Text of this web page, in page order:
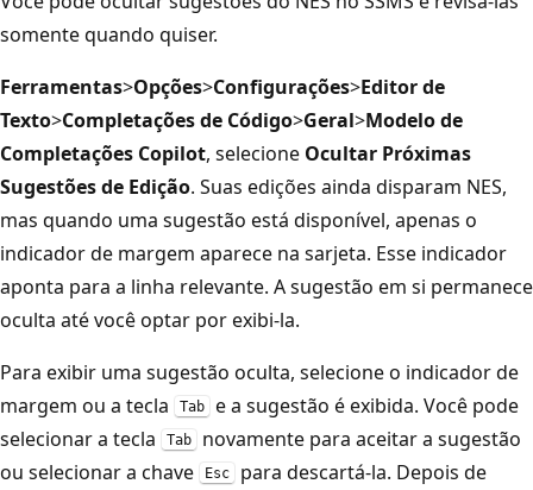
somente quando quiser.
Ferramentas>Opções>Configurações>Editor de
Texto>Completações de Código>Geral>Modelo de
Completações Copilot, selecione Ocultar Próximas
Sugestões de Edição. Suas edições ainda disparam NES,
mas quando uma sugestão está disponível, apenas o
indicador de margem aparece na sarjeta. Esse indicador
aponta para a linha relevante. A sugestão em si permanece
oculta até você optar por exibi-la.
Para exibir uma sugestão oculta, selecione o indicador de
margem ou a tecla
Tab
e a sugestão é exibida. Você pode
selecionar a tecla
Tab
novamente para aceitar a sugestão
ou selecionar a chave
Esc
para descartá-la. Depois de